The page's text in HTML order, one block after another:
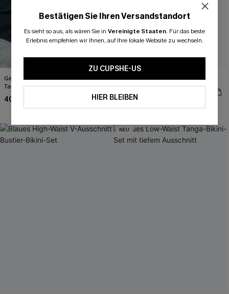
Gestreiftes Low-Waist Neckholder-
Tanga-Bikini-Set
40,00 €
Rotes Neckholder-Bügel-Bikini-Set
Separate Größen
NEU
Bestätigen Sie Ihren Versandstandort
Es sieht so aus, als wären Sie in Vereinigte Staaten. Für das beste
Erlebnis empfehlen wir Ihnen, auf Ihre lokale Website zu wechseln.
ZU CUPSHE-US
HIER BLEIBEN